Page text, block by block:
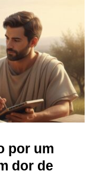
por um
dor de